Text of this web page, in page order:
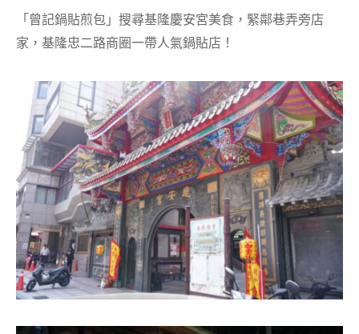
「曾記鍋貼煎包」搜尋基隆慶安宮美食，緊鄰巷弄旁店
家，基隆忠二路商圈一帶人氣鍋貼店！